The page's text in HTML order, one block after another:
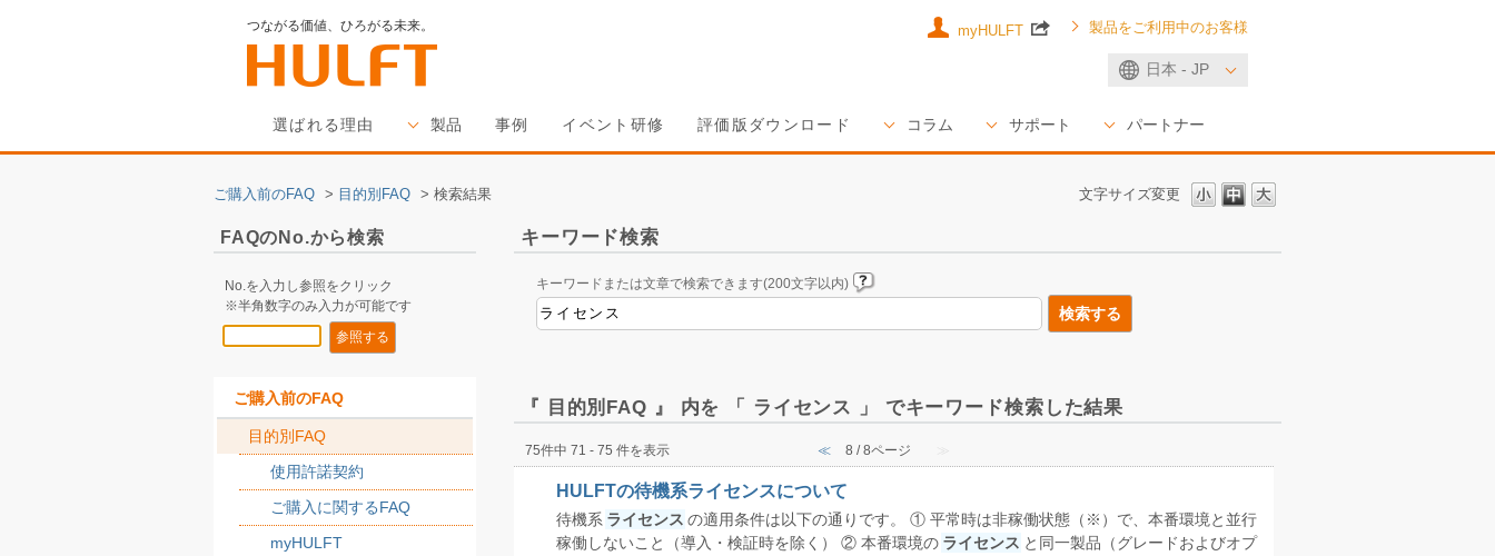
つながる価値、ひろがる未来。
日本 - JP
選ばれる理由 製品 事例 イベント研修 評価版ダウンロード コラム サポート パートナー
myHULFT 製品をご利用中のお客様
文字サイズ変更
ご購入前のFAQ > 目的別FAQ > 検索結果
FAQのNo.から検索
No.を入力し参照をクリック
※半角数字のみ入力が可能です
ご購入前のFAQ
目的別FAQ
使用許諾契約
ご購入に関するFAQ
myHULFT
キーワード検索
キーワードまたは文章で検索できます(200文字以内)
『 目的別FAQ 』 内を 「 ライセンス 」 でキーワード検索した結果
75件中 71 - 75 件を表示 ≪ 8 / 8ページ ≫
HULFTの待機系ライセンスについて
待機系 ライセンス の適用条件は以下の通りです。 ① 平常時は非稼働状態（※）で、本番環境と並行
稼働しないこと（導入・検証時を除く） ② 本番環境の ライセンス と同一製品（グレードおよびオプ